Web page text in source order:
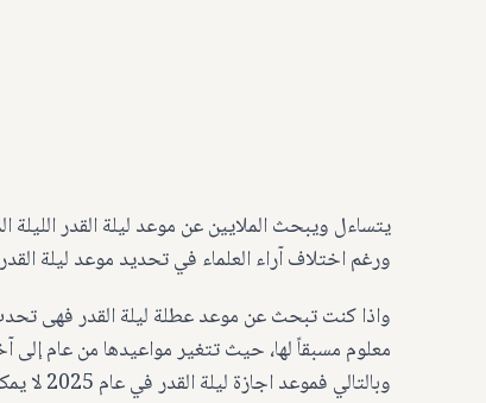
يتساءل ويبحث الملايين عن موعد ليلة القدر
ورغم اختلاف آراء العلماء في تحديد موعد ليلة
واذا كنت تبحث عن موعد عطلة ليلة القدر فهى
معلوم مسبقاً لها، حيث تتغير مواعيدها من عام
وبالتالي فموعد اجازة ليلة القدر في عام 2025 لا يمكن تحديدها حتى يتم البحث عنها داخل العشر الأوخر في ذلك العام.